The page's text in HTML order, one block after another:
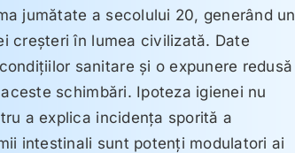
jumătate a secolului 20, generând un
creşteri în lumea civilizată. Date
sanitare şi o expunere redusă
schimbări. Ipoteza igienei nu
a explica incidenţa sporită a
intestinali sunt potenţi modulatori ai